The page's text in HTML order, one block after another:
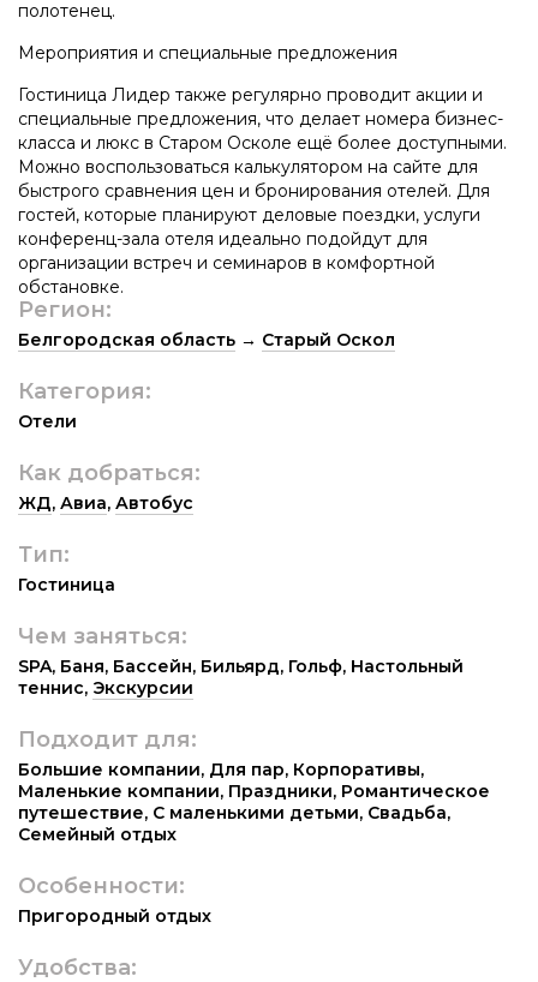
полотенец.
Мероприятия и специальные предложения
Гостиница Лидер также регулярно проводит акции и
специальные предложения, что делает номера бизнес-
класса и люкс в Старом Осколе ещё более доступными.
Можно воспользоваться калькулятором на сайте для
быстрого сравнения цен и бронирования отелей. Для
гостей, которые планируют деловые поездки, услуги
конференц-зала отеля идеально подойдут для
организации встреч и семинаров в комфортной
обстановке.
Регион:
Белгородская область → Старый Оскол
Категория:
Отели
Как добраться:
ЖД, Авиа, Автобус
Тип:
Гостиница
Чем заняться:
SPA, Баня, Бассейн, Бильярд, Гольф, Настольный
теннис, Экскурсии
Подходит для:
Большие компании, Для пар, Корпоративы,
Маленькие компании, Праздники, Романтическое
путешествие, С маленькими детьми, Свадьба,
Семейный отдых
Особенности:
Пригородный отдых
Удобства: